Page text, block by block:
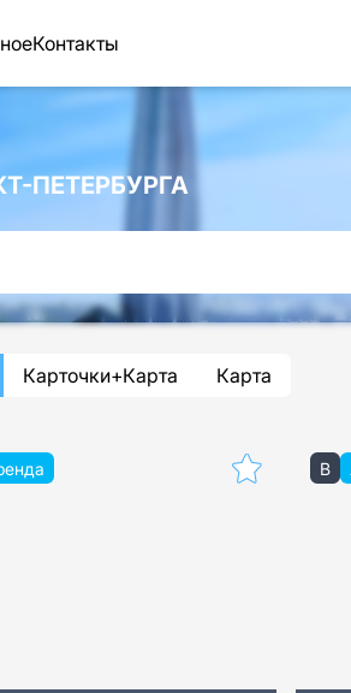
Контакты
ПЕТЕРБУРГА
Карточки+Карта Карта
B